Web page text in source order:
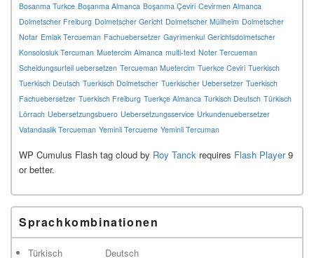
Bosanma Turkce Boşanma Almanca Boşanma Çeviri Cevirmen Almanca
Dolmetscher Freiburg Dolmetscher Gericht Dolmetscher Müllheim Dolmetscher
Notar Emlak Tercueman Fachuebersetzer Gayrimenkul Gerichtsdolmetscher
Konsolosluk Tercuman Muetercim Almanca multi-text Noter Tercueman
Scheidungsurteil uebersetzen Tercueman Muetercim Tuerkce Ceviri Tuerkisch
Tuerkisch Deutsch Tuerkisch Dolmetscher Tuerkischer Uebersetzer Tuerkisch
Fachuebersetzer Tuerkisch Freiburg Tuerkçe Almanca Turkisch Deutsch Türkisch
Lörrach Uebersetzungsbuero Uebersetzungsservice Urkundenuebersetzer
Vatandaslik Tercueman Yeminli Tercueme Yeminli Tercuman
WP Cumulus Flash tag cloud by Roy Tanck requires Flash Player9
or better.
Sprachkombinationen
Türkisch Deutsch